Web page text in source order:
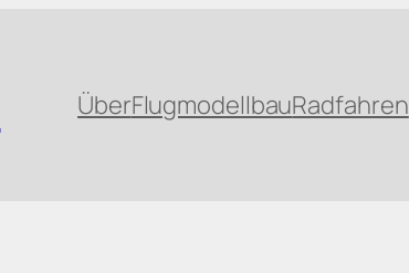
ÜberFlugmodellbauRadfahren